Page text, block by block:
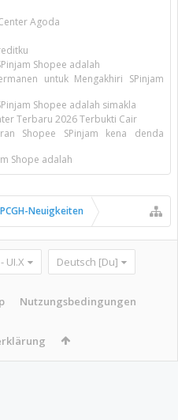
Agoda
Shopee adalah
untuk Mengakhiri SPinjam
Shopee adalah simakla
Terbaru 2026 Terbukti Cair
Shopee SPinjam kena denda
Shope adalah
PCGH-Neuigkeiten
UI.X Deutsch [Du]
Nutzungsbedingungen